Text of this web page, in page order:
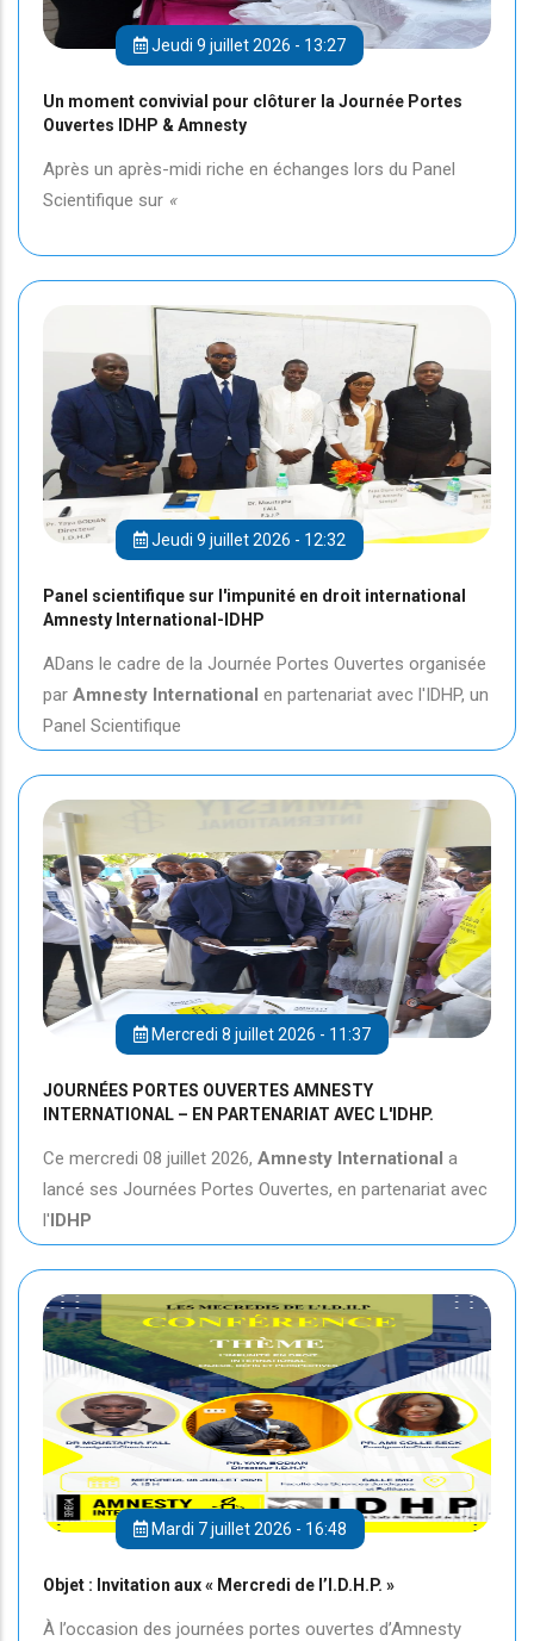
Jeudi 9 juillet 2026 - 13:27
Un moment convivial pour clôturer la Journée Portes
Ouvertes IDHP & Amnesty
Après un après-midi riche en échanges lors du Panel
Scientifique sur «
Jeudi 9 juillet 2026 - 12:32
Panel scientifique sur l'impunité en droit international
Amnesty International-IDHP
ADans le cadre de la Journée Portes Ouvertes organisée
par Amnesty International en partenariat avec l'IDHP, un
Panel Scientifique
Mercredi 8 juillet 2026 - 11:37
JOURNÉES PORTES OUVERTES AMNESTY
INTERNATIONAL – EN PARTENARIAT AVEC L'IDHP.
Ce mercredi 08 juillet 2026, Amnesty International a
lancé ses Journées Portes Ouvertes, en partenariat avec
l'IDHP
Mardi 7 juillet 2026 - 16:48
Objet : Invitation aux « Mercredi de l’I.D.H.P. »
À l’occasion des journées portes ouvertes d’Amnesty